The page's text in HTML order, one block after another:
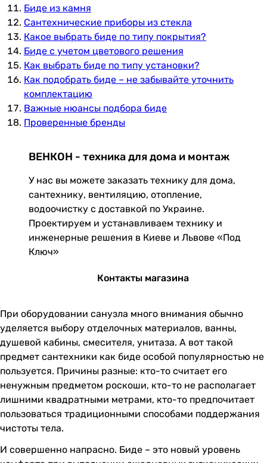
Биде из камня
Сантехнические приборы из стекла
Какое выбрать биде по типу покрытия?
Биде с учетом цветового решения
Как выбрать биде по типу установки?
Как подобрать биде – не забывайте уточнить
комплектацию
Важные нюансы подбора биде
Проверенные бренды
ВЕНКОН - техника для дома и монтаж
У нас вы можете заказать технику для дома,
сантехнику, вентиляцию, отопление,
водоочистку с доставкой по Украине.
Проектируем и устанавливаем технику и
инженерные решения в Киеве и Львове «Под
Ключ»
Контакты магазина
При оборудовании санузла много внимания обычно
уделяется выбору отделочных материалов, ванны,
душевой кабины, смесителя, унитаза. А вот такой
предмет сантехники как биде особой популярностью не
пользуется. Причины разные: кто-то считает его
ненужным предметом роскоши, кто-то не располагает
лишними квадратными метрами, кто-то предпочитает
пользоваться традиционными способами поддержания
чистоты тела.
И совершенно напрасно. Биде – это новый уровень